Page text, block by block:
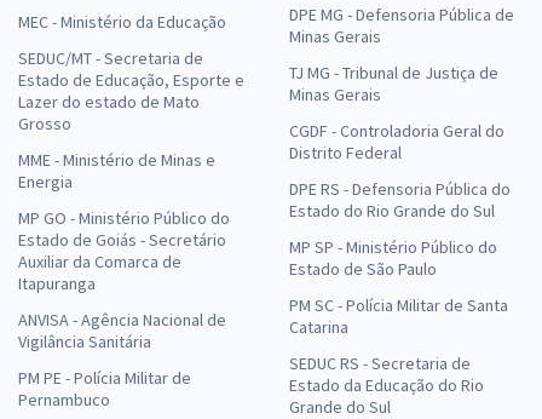
MEC - Ministério da Educação
SEDUC/MT - Secretaria de
Estado de Educação, Esporte e
Lazer do estado de Mato
Grosso
MME - Ministério de Minas e
Energia
MP GO - Ministério Público do
Estado de Goiás - Secretário
Auxiliar da Comarca de
Itapuranga
ANVISA - Agência Nacional de
Vigilância Sanitária
PM PE - Polícia Militar de
Pernambuco
DPE MG - Defensoria Pública de
Minas Gerais
TJ MG - Tribunal de Justiça de
Minas Gerais
CGDF - Controladoria Geral do
Distrito Federal
DPE RS - Defensoria Pública do
Estado do Rio Grande do Sul
MP SP - Ministério Público do
Estado de São Paulo
PM SC - Polícia Militar de Santa
Catarina
SEDUC RS - Secretaria de
Estado da Educação do Rio
Grande do Sul